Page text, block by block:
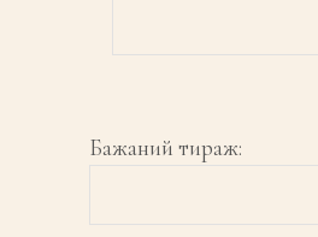
Бажаний тираж: